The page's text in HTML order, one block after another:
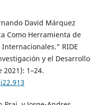
David Márquez
Como Herramienta de
RIDE
y el Desarrollo
1–24.